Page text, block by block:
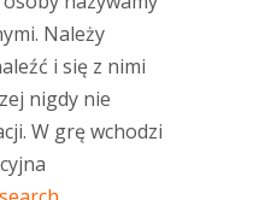
Należy
i się z nimi
nigdy nie
W grę wchodzi